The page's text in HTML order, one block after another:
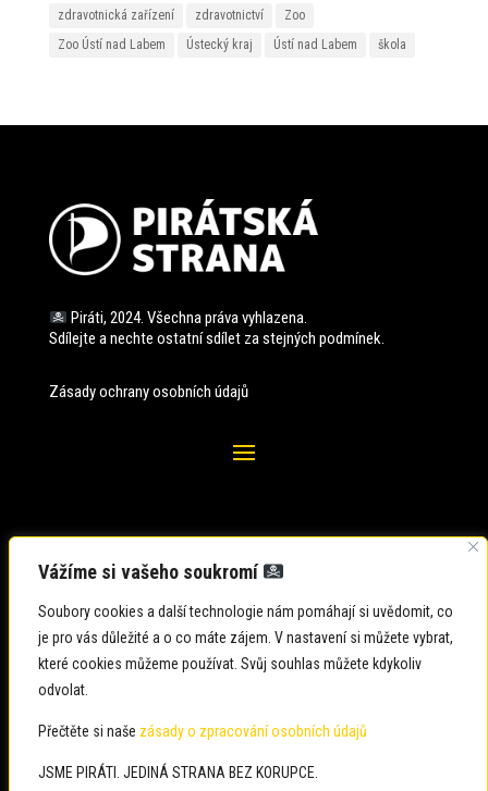
Vážíme si vašeho soukromí
Soubory cookies a další technologie nám pomáhají si uvědomit, co
je pro vás důležité a o co máte zájem. V nastavení si můžete vybrat,
které cookies můžeme používat. Svůj souhlas můžete kdykoliv
odvolat.
Přečtěte si naše zásady o zpracování osobních údajů
JSME PIRÁTI. JEDINÁ STRANA BEZ KORUPCE.
zdravotnická zařízení
zdravotnictví
Zoo
Zoo Ústí nad Labem
Ústecký kraj Ústí nad Labem škola
Piráti, 2024. Všechna práva vyhlazena.
Sdílejte a nechte ostatní sdílet za stejných podmínek.
Zásady ochrany osobních údajů
Zadavatel: Česká pirátská strana
Občané: usteckykraj@pirati.cz